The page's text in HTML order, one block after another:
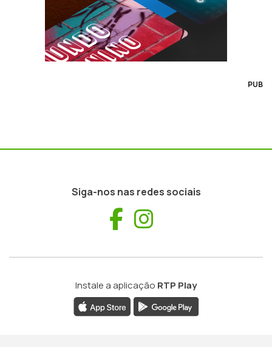
PUB
Siga-nos nas redes sociais
Facebook
Instale a aplicação RTP Play